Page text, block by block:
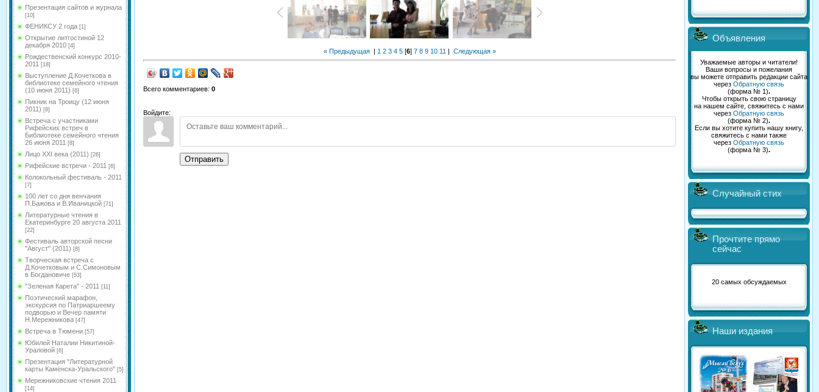
Презентация сайтов и журнала
[10]
ФЕНИКСУ 2 года [1]
Открытие литгостиной 12
декабря 2010 [4]
Рождественский конкурс 2010-
2011 [18]
Выступление Д.Кочеткова в
библиотеке семейного чтения
(10 июня 2011) [6]
Пикник на Троицу (12 июня
2011) [8]
Встреча с участниками
Рифейских встреч в
Библиотеке семейного чтения
26 июня 2011 [8]
Лицо XXI века (2011) [26]
Рифейские встречи - 2011 [6]
Колокольный фестиваль - 2011
[7]
100 лет со дня венчания
П.Бажова и В.Иваницкой [71]
Литературные чтения в
Екатеринбурге 20 августа 2011
[22]
Фестиваль авторской песни
"Август" (2011) [8]
Творческая встреча с
Д.Кочетковым и С.Симоновым
в Богдановиче [53]
"Зеленая Карета" - 2011 [11]
Поэтический марафон,
экскурсия по Патриаршеему
подворью и Вечер памяти
Н.Мережникова [47]
Встреча в Тюмени [57]
Юбилей Наталии Никитиной-
Ураловой [6]
Презентация "Литературной
карты Каменска-Уральского" [5]
Мережниковские чтения 2011
[14]
« Предыдущая| 1 2 3 4 5[6] 7 8 9 10 11 | Следующая »
Всего комментариев: 0
Войдите:
Отправить
Объявления
Уважаемые авторы и читатели!
Ваши вопросы и пожелания
вы можете отправить редакции сайта
через Обратную связь
(форма № 1).
Чтобы открыть свою страницу
на нашем сайте, свяжитесь с нами
через Обратную связь
(форма № 2).
Если вы хотите купить нашу книгу,
свяжитесь с нами также
через Обратную связь
(форма № 3).
Случайный стих
Прочтите прямо
сейчас
20 самых обсуждаемых
Наши издания